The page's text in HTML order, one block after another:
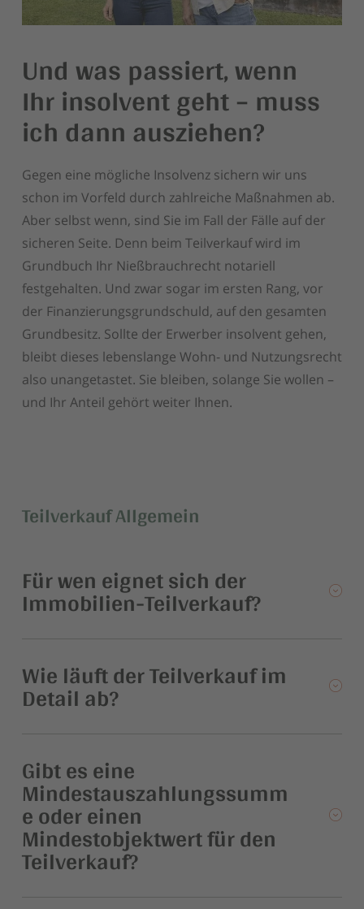
Und was passiert, wenn
Ihr insolvent geht – muss
ich dann ausziehen?
Gegen eine mögliche Insolvenz sichern wir uns
schon im Vorfeld durch zahlreiche Maßnahmen ab.
Aber selbst wenn, sind Sie im Fall der Fälle auf der
sicheren Seite. Denn beim Teilverkauf wird im
Grundbuch Ihr Nießbrauchrecht notariell
festgehalten. Und zwar sogar im ersten Rang, vor
der Finanzierungsgrundschuld, auf den gesamten
Grundbesitz. Sollte der Erwerber insolvent gehen,
bleibt dieses lebenslange Wohn- und Nutzungsrecht
also unangetastet. Sie bleiben, solange Sie wollen –
und Ihr Anteil gehört weiter Ihnen.
Teilverkauf Allgemein
Für wen eignet sich der
Immobilien-Teilverkauf?
Wie läuft der Teilverkauf im
Detail ab?
Gibt es eine
Mindestauszahlungssumm
e oder einen
Mindestobjektwert für den
Teilverkauf?